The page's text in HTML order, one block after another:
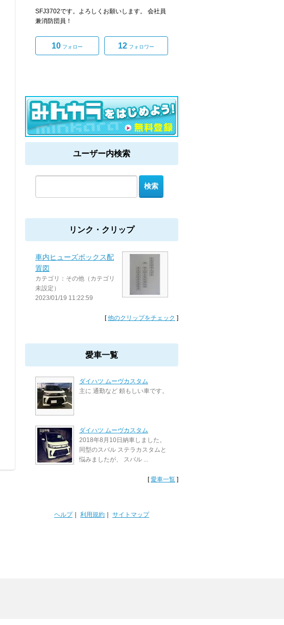
SFJ3702です。よろしくお願いします。 会社員
兼消防団員！
10 フォロー 12 フォロワー
ユーザー内検索
リンク・クリップ
車内ヒューズボックス配
置図
カテゴリ：その他（カテゴリ
未設定）
2023/01/19 11:22:59
[他のクリップをチェック ]
愛車一覧
ダイハツ ムーヴカスタム
主に 通勤など 頼もしい車です。
ダイハツ ムーヴカスタム
2018年8月10日納車しました。
同型のスバル ステラカスタムと
悩みましたが、 スバル ...
[愛車一覧 ]
ヘルプ｜ 利用規約 サイトマップ